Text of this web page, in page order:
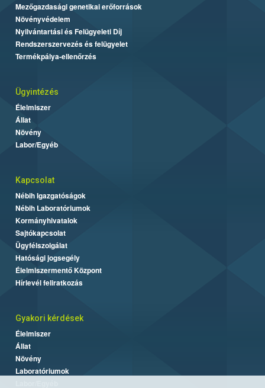
Mezőgazdasági genetikai erőforrások
Növényvédelem
Nyilvántartási és Felügyeleti Díj
Rendszerszervezés és felügyelet
Termékpálya-ellenőrzés
Ügyintézés
Élelmiszer
Állat
Növény
Labor/Egyéb
Kapcsolat
Nébih Igazgatóságok
Nébih Laboratóriumok
Kormányhivatalok
Sajtókapcsolat
Ügyfélszolgálat
Hatósági jogsegély
Élelmiszermentő Központ
Hírlevél feliratkozás
Gyakori kérdések
Élelmiszer
Állat
Növény
Laboratóriumok